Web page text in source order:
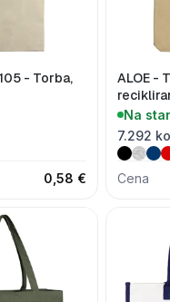
- Torba,
0,58 €
ALOE -
g/m2
Na
7.292
Cena